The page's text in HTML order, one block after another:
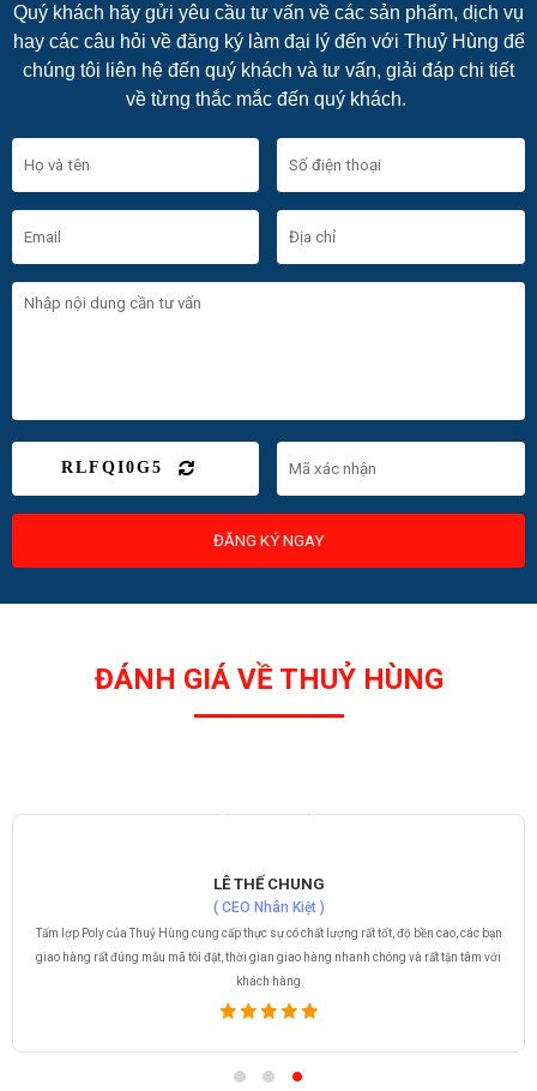
Quý khách hãy gửi yêu cầu tư vấn về các sản phẩm, dịch vụ
hay các câu hỏi về đăng ký làm đại lý đến với Thuỷ Hùng để
chúng tôi liên hệ đến quý khách và tư vấn, giải đáp chi tiết
về từng thắc mắc đến quý khách.
RLFQI0G5
ĐĂNG KÝ NGAY
ĐÁNH GIÁ VỀ THUỶ HÙNG
LÊ THẾ CHUNG
( CEO Nhân Kiệt )
Tấm lợp Poly của Thuỷ Hùng cung cấp thực sự có chất lượng rất tốt, độ bền cao, các bạn
giao hàng rất đúng mẫu mã tôi đặt, thời gian giao hàng nhanh chóng và rất tận tâm với
khách hàng